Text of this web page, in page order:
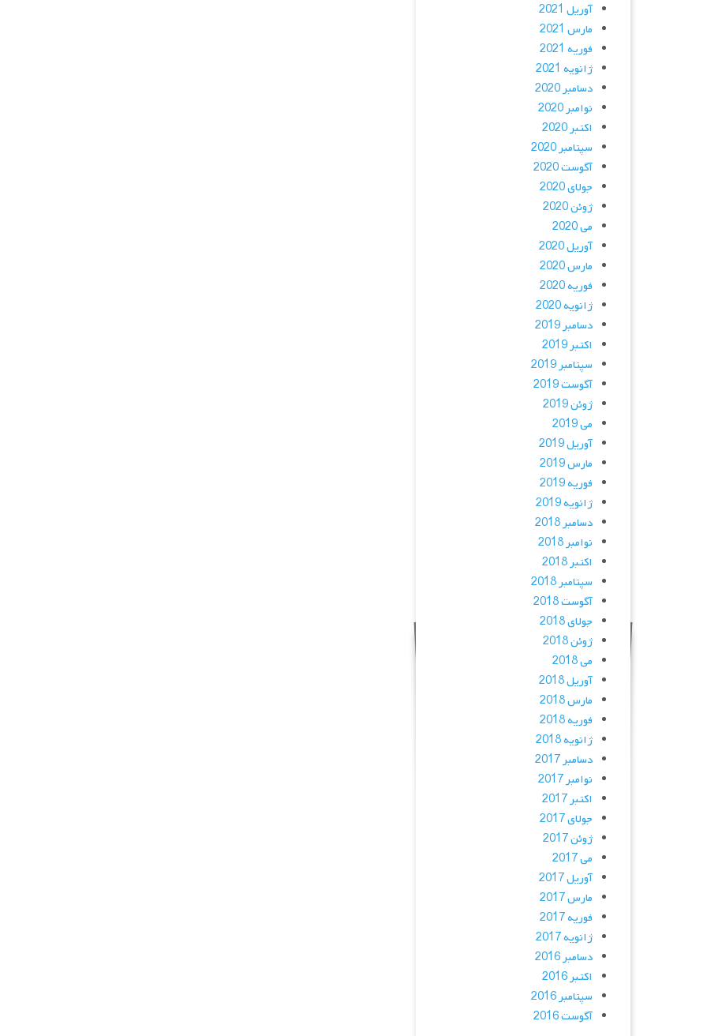
آوریل 2021
مارس 2021
فوریه 2021
ژانویه 2021
دسامبر 2020
نوامبر 2020
اکتبر 2020
سپتامبر 2020
آگوست 2020
جولای 2020
ژوئن 2020
می 2020
آوریل 2020
مارس 2020
فوریه 2020
ژانویه 2020
دسامبر 2019
اکتبر 2019
سپتامبر 2019
آگوست 2019
ژوئن 2019
می 2019
آوریل 2019
مارس 2019
فوریه 2019
ژانویه 2019
دسامبر 2018
نوامبر 2018
اکتبر 2018
سپتامبر 2018
آگوست 2018
جولای 2018
ژوئن 2018
می 2018
آوریل 2018
مارس 2018
فوریه 2018
ژانویه 2018
دسامبر 2017
نوامبر 2017
اکتبر 2017
جولای 2017
ژوئن 2017
می 2017
آوریل 2017
مارس 2017
فوریه 2017
ژانویه 2017
دسامبر 2016
اکتبر 2016
سپتامبر 2016
آگوست 2016